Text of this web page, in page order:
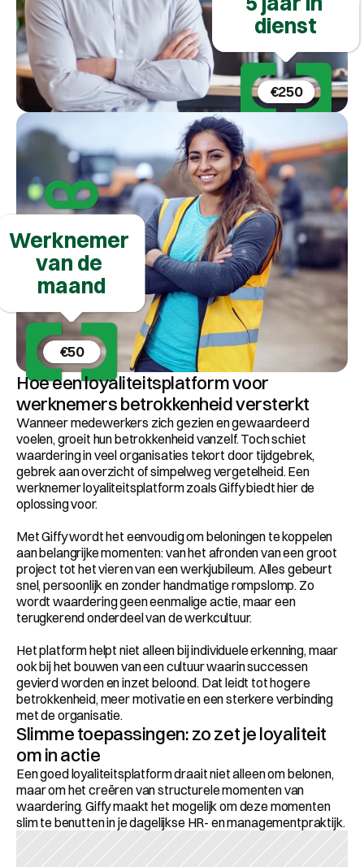
€250
dienst
€50
Werknemer
van de
maand
Hoe een loyaliteitsplatform voor
werknemers betrokkenheid versterkt
Wanneer medewerkers zich gezien en gewaardeerd
voelen, groeit hun betrokkenheid vanzelf. Toch schiet
waardering in veel organisaties tekort door tijdgebrek,
gebrek aan overzicht of simpelweg vergetelheid. Een
werknemer loyaliteitsplatform zoals Giffy biedt hier de
oplossing voor.
Met Giffy wordt het eenvoudig om beloningen te koppelen
aan belangrijke momenten: van het afronden van een groot
project tot het vieren van een werkjubileum. Alles gebeurt
snel, persoonlijk en zonder handmatige rompslomp. Zo
wordt waardering geen eenmalige actie, maar een
terugkerend onderdeel van de werkcultuur.
Het platform helpt niet alleen bij individuele erkenning, maar
ook bij het bouwen van een cultuur waarin successen
gevierd worden en inzet beloond. Dat leidt tot hogere
betrokkenheid, meer motivatie en een sterkere verbinding
met de organisatie.
Slimme toepassingen: zo zet je loyaliteit
om in actie
Een goed loyaliteitsplatform draait niet alleen om belonen,
maar om het creëren van structurele momenten van
waardering. Giffy maakt het mogelijk om deze momenten
slim te benutten in je dagelijkse HR- en managementpraktijk.